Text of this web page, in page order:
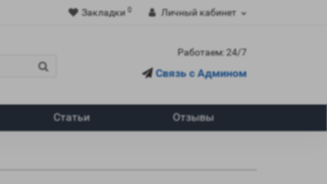
Закладки 0 Личный кабинет
Работаем: 24/7
Связь с Админом
Статьи Отзывы